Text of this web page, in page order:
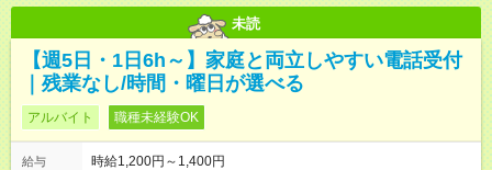
未読
【週5日・1日6h～】家庭と両立しやすい電話受付
｜残業なし/時間・曜日が選べる
アルバイト 職種未経験OK
給与
時給1,200円～1,400円